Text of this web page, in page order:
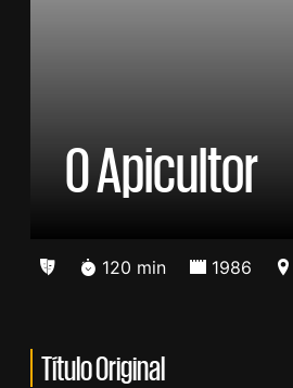
O Apicultor
120 min 1986
Título Original